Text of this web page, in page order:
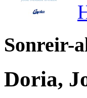
Sonreir-
Doria,